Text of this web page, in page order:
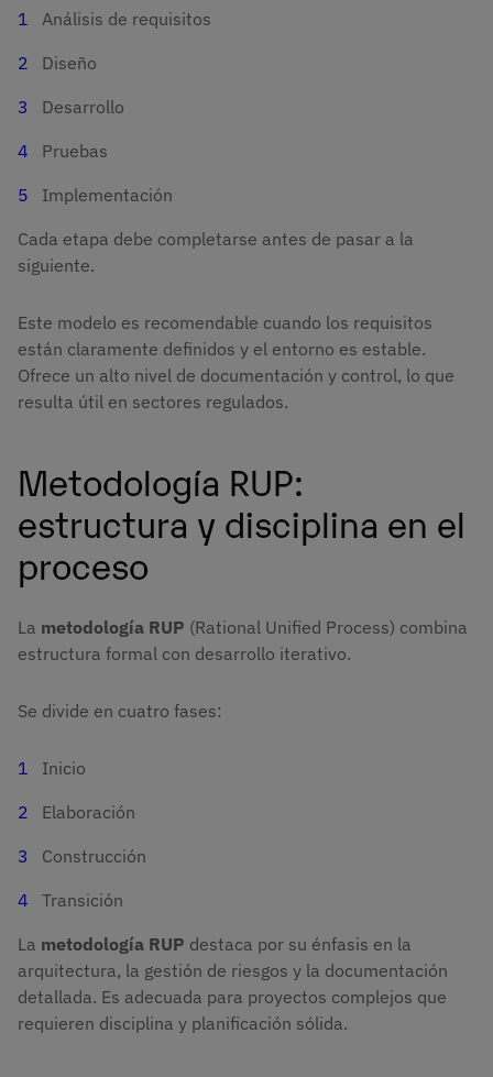
Análisis de requisitos
Diseño
Desarrollo
Pruebas
Implementación
Cada etapa debe completarse antes de pasar a la
siguiente.
Este modelo es recomendable cuando los requisitos
están claramente definidos y el entorno es estable.
Ofrece un alto nivel de documentación y control, lo que
resulta útil en sectores regulados.
Metodología RUP:
estructura y disciplina en el
proceso
La metodología RUP (Rational Unified Process) combina
estructura formal con desarrollo iterativo.
Se divide en cuatro fases:
Inicio
Elaboración
Construcción
Transición
La metodología RUP destaca por su énfasis en la
arquitectura, la gestión de riesgos y la documentación
detallada. Es adecuada para proyectos complejos que
requieren disciplina y planificación sólida.